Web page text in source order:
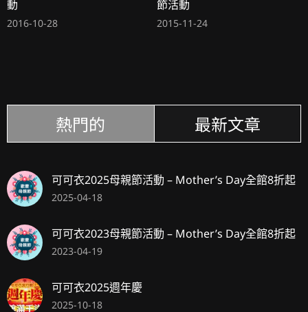
動
2016-10-28
節活動
2015-11-24
熱門的 最新文章
可可衣2025母親節活動 – Mother’s Day全館8折起
2025-04-18
可可衣2023母親節活動 – Mother’s Day全館8折起
2023-04-19
可可衣2025週年慶
2025-10-18